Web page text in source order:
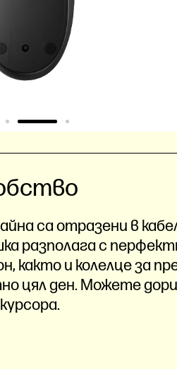
са отразени в
разполага с
както и колелце за
цял ден. Можете